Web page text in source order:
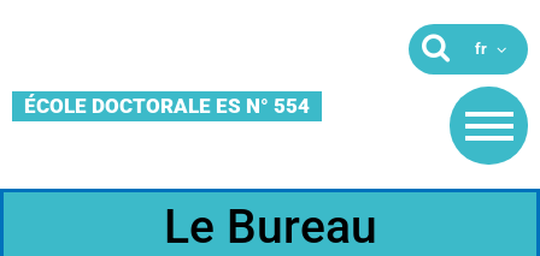
ÉCOLE DOCTORALE ES N° 554
Le Bureau